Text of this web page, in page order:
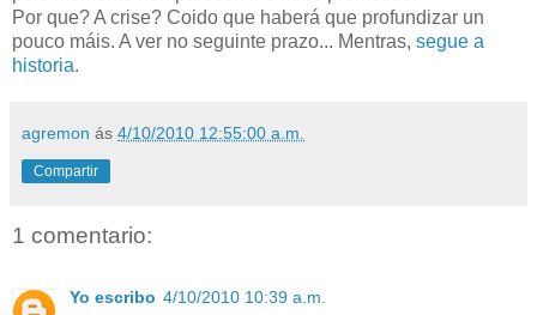
Por que? A crise? Coido que haberá que profundizar un
pouco máis. A ver no seguinte prazo... Mentras, segue a
historia.
agremon ás 4/10/2010 12:55:00 a.m.
Compartir
1 comentario:
Yo escribo 4/10/2010 10:39 a.m.